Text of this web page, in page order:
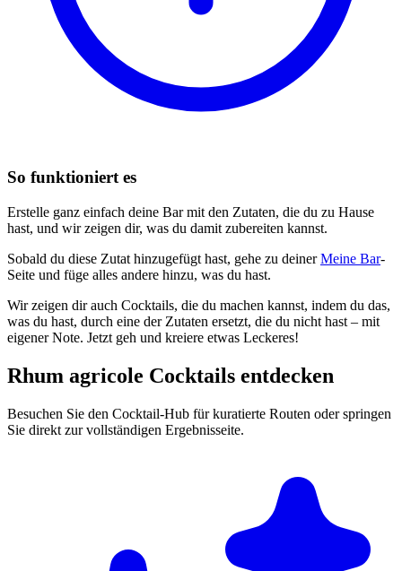
So funktioniert es
Erstelle ganz einfach deine Bar mit den Zutaten, die du zu Hause
hast, und wir zeigen dir, was du damit zubereiten kannst.
Sobald du diese Zutat hinzugefügt hast, gehe zu deinerMeine Bar-
Seite und füge alles andere hinzu, was du hast.
Wir zeigen dir auch Cocktails, die du machen kannst, indem du das,
was du hast, durch eine der Zutaten ersetzt, die du nicht hast – mit
eigener Note. Jetzt geh und kreiere etwas Leckeres!
Rhum agricole Cocktails entdecken
Besuchen Sie den Cocktail-Hub für kuratierte Routen oder springen
Sie direkt zur vollständigen Ergebnisseite.